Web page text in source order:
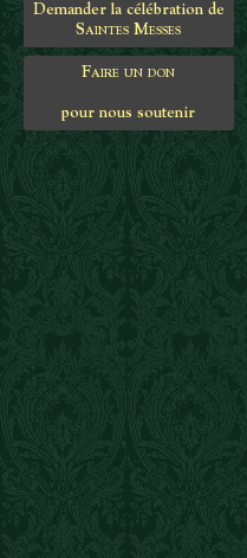
Demander la célébration de
Saintes Messes
Faire un don
pour nous soutenir